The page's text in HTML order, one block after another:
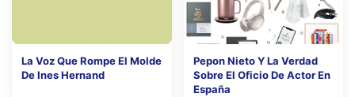
La Voz Que Rompe El Molde
De Ines Hernand
Pepon Nieto Y La Verdad
Sobre El Oficio De Actor En
España